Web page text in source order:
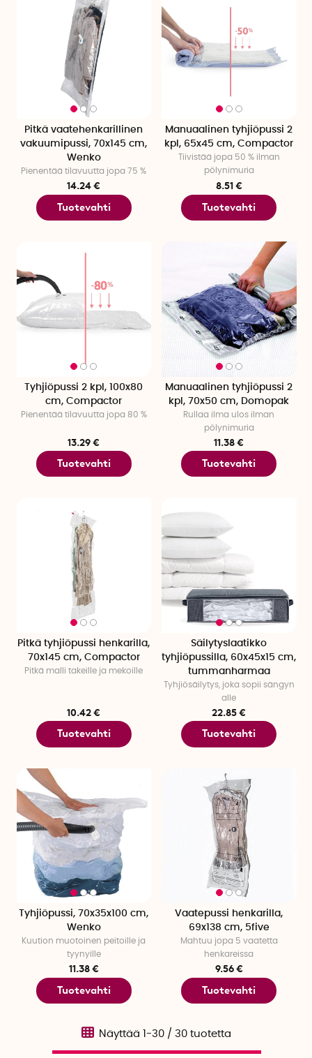
Pitkä vaatehenkarillinen
vakuumipussi, 70x145 cm,
Wenko
Pienentää tilavuutta jopa 75 %
14.24 €
Tuotevahti
Manuaalinen tyhjiöpussi 2
kpl, 65x45 cm, Compactor
Tiivistää jopa 50 % ilman
pölynimuria
8.51 €
Tuotevahti
Tyhjiöpussi 2 kpl, 100x80
cm, Compactor
Pienentää tilavuutta jopa 80 %
13.29 €
Tuotevahti
Manuaalinen tyhjiöpussi 2
kpl, 70x50 cm, Domopak
Rullaa ilma ulos ilman
pölynimuria
11.38 €
Tuotevahti
Pitkä tyhjiöpussi henkarilla,
70x145 cm, Compactor
Pitkä malli takeille ja mekoille
10.42 €
Tuotevahti
Säilytyslaatikko
tyhjiöpussilla, 60x45x15 cm,
tummanharmaa
Tyhjiösäilytys, joka sopii sängyn
alle
22.85 €
Tuotevahti
Tyhjiöpussi, 70x35x100 cm,
Wenko
Kuution muotoinen peitoille ja
tyynyille
11.38 €
Tuotevahti
Vaatepussi henkarilla,
69x138 cm, 5five
Mahtuu jopa 5 vaatetta
henkareissa
9.56 €
Tuotevahti
Näyttää 1-30 / 30 tuotetta